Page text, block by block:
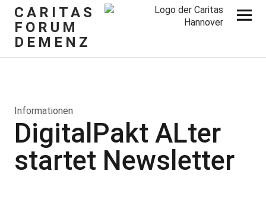
CARITAS
FORUM
DEMENZ
Informationen
DigitalPakt ALter
startet Newsletter